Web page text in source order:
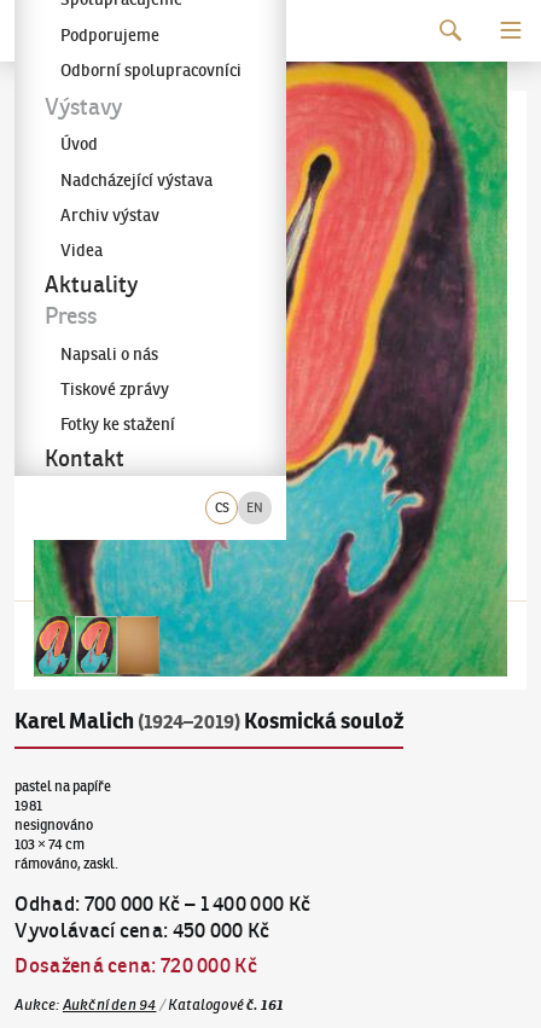
Galerie KODL
CS EN
Podporujeme
Odborní spolupracovníci
Výstavy
Úvod
Nadcházející výstava
Archiv výstav
Videa
Aktuality
Press
Napsali o nás
Tiskové zprávy
Fotky ke stažení
Kontakt
Karel Malich (1924–2019) Kosmická soulož
pastel na papíře
1981
nesignováno
103 × 74 cm
rámováno, zaskl.
Odhad:700 000 Kč– 1 400 000 Kč
Vyvolávací cena:450 000 Kč
Dosažená cena:720 000 Kč
Aukce: Aukční den 94 /Katalogovéč.161